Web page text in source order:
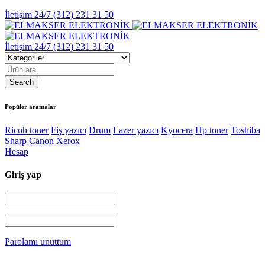
İletişim 24/7 (312) 231 31 50
İletişim 24/7 (312) 231 31 50
Popüler aramalar
Ricoh toner Fiş yazıcı Drum Lazer yazıcı Kyocera Hp toner Toshiba
Sharp Canon Xerox
Hesap
Giriş yap
Parolamı unuttum